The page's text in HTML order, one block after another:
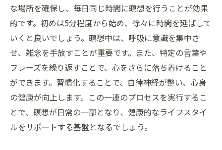
な場所を確保し、毎日同じ時間に瞑想を行うことが効果
的です。初めは5分程度から始め、徐々に時間を延ばして
いくと良いでしょう。瞑想中は、呼吸に意識を集中さ
せ、雑念を手放すことが重要です。また、特定の言葉や
フレーズを繰り返すことで、心をさらに落ち着けること
ができます。習慣化することで、自律神経が整い、心身
の健康が向上します。この一連のプロセスを実行するこ
とで、瞑想が日常の一部となり、健康的なライフスタイ
ルをサポートする基盤となるでしょう。